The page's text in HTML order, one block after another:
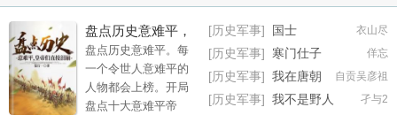
求稳，却遭人陷害，
郁郁而终。重活一
世，他早已洞悉官
场，青云之路尽在眼
中，挡我者，必将万
盘点历史意难平，
皇帝们直接泪崩
盘点历史意难平。每
一个令世人意难平的
人物都会上榜。开局
盘点十大意难平帝
衣山尽
[历史军事] 国士
佯忘
[历史军事] 寒门仕子
自贡吴彦祖
[历史军事] 我在唐朝
有套房
孑与2
[历史军事] 我不是野人